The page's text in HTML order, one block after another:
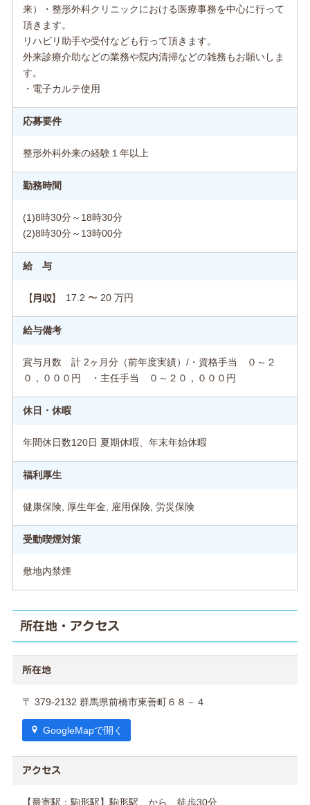
来）・整形外科クリニックにおける医療事務を中心に行って
頂きます。
リハビリ助手や受付なども行って頂きます。
外来診療介助などの業務や院内清掃などの雑務もお願いしま
す。
・電子カルテ使用
応募要件
整形外科外来の経験１年以上
勤務時間
(1)8時30分～18時30分
(2)8時30分～13時00分
給 与
【月収】 17.2 〜 20 万円
給与備考
賞与月数 計 2ヶ月分（前年度実績）/・資格手当 ０～２
０，０００円 ・主任手当 ０～２０，０００円
休日・休暇
年間休日数120日 夏期休暇、年末年始休暇
福利厚生
健康保険, 厚生年金, 雇用保険, 労災保険
受動喫煙対策
敷地内禁煙
所在地・アクセス
所在地
〒 379-2132 群馬県前橋市東善町６８－４
GoogleMapで開く
アクセス
【最寄駅：駒形駅】駒形駅 から 徒歩30分